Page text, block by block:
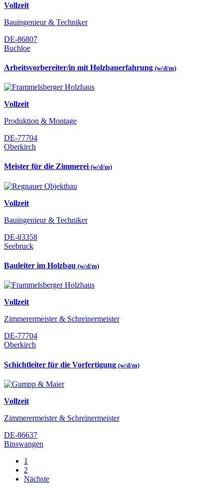
Vollzeit
Bauingenieur & Techniker
DE-86807
Buchloe
Arbeitsvorbereiter/in mit Holzbauerfahrung (w/d/m)
Vollzeit
Produktion & Montage
DE-77704
Oberkirch
Meister für die Zimmerei (w/d/m)
Vollzeit
Bauingenieur & Techniker
DE-83358
Seebruck
Bauleiter im Holzbau (w/d/m)
Vollzeit
Zimmerermeister & Schreinermeister
DE-77704
Oberkirch
Schichtleiter für die Vorfertigung (w/d/m)
Vollzeit
Zimmerermeister & Schreinermeister
DE-86637
Binswangen
1
2
Nächste